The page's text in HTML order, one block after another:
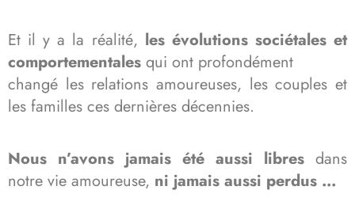
Et il y a la réalité, les évolutions sociétales et
comportementales qui ont profondément
changé les relations amoureuses, les couples et
les familles ces dernières décennies.
Nous n’avons jamais été aussi libres dans
notre vie amoureuse, ni jamais aussi perdus …